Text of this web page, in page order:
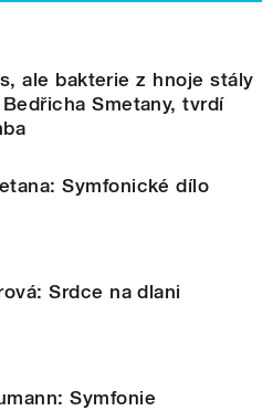
ale bakterie z hnoje stály
Smetany, tvrdí
Symfonické dílo
Srdce na dlani
Symfonie